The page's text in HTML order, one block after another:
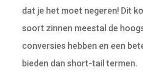
dat je het moet negeren! Dit
soort zinnen meestal de
conversies hebben en een
bieden dan short-tail termen.